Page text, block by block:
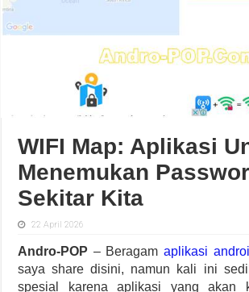
WIFI Map: Aplikasi
Menemukan
Sekitar Kita
22 April 2026
Andro-POP – Beragam aplikasi
saya share disini, namun kali ini
spesial karena aplikasi yang akan